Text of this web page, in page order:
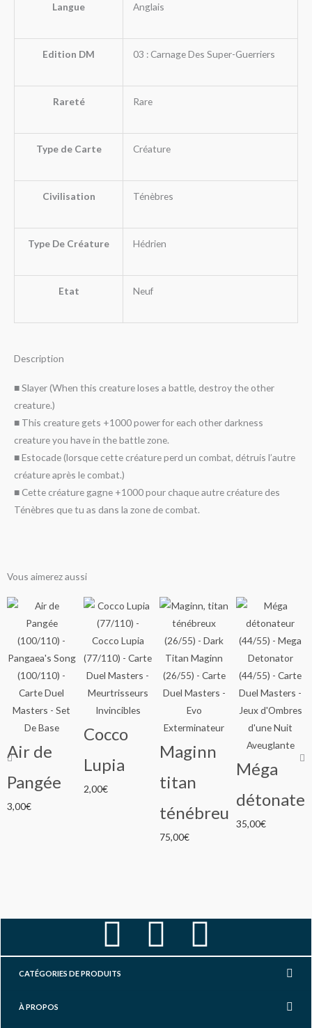
Langue Anglais
Edition DM 03 : Carnage Des Super-Guerriers
Rareté Rare
Type de Carte Créature
Civilisation Ténèbres
Type De Créature Hédrien
Etat Neuf
Description
■ Slayer (When this creature loses a battle, destroy the other
creature.)
■ This creature gets +1000 power for each other darkness
creature you have in the battle zone.
■ Estocade (lorsque cette créature perd un combat, détruis l’autre
créature après le combat.)
■ Cette créature gagne +1000 pour chaque autre créature des
Ténèbres que tu as dans la zone de combat.
Vous aimerez aussi
Air de
Pangée
3,00€
Cocco
Lupia
2,00€
Maginn
titan
ténébreux
75,00€
Méga
35,00€
F
a
I
Y
CATÉGORIES DE PRODUITS
À PROPOS